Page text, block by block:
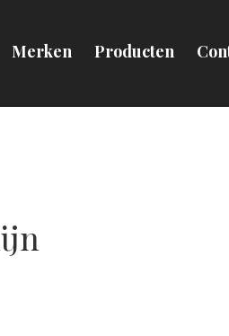
Merken Producten